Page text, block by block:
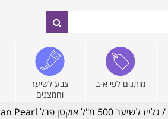
מותגים לפי א-ב
צבע לשיער
וחמצנים
/ גלייז לשיער 500 מ"ל אוקטן פרל Octan Pearl